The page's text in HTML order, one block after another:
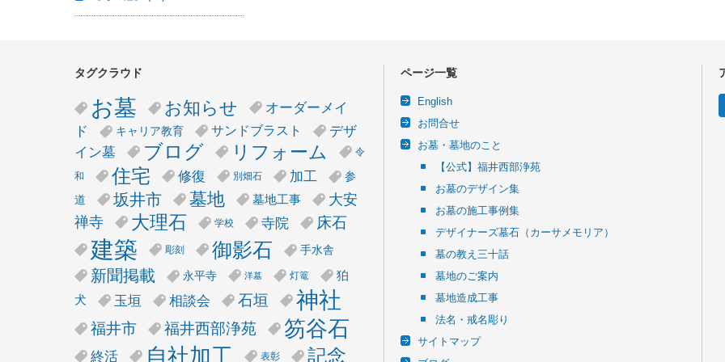
タグクラウド
お墓 お知らせ
オーダーメイ
ド
キャリア教育 サンドブラスト
デザ
イン墓
ブログ リフォーム 令
和 住宅 修復 別畑石 加工
参
道
坂井市 墓地 墓地工事
大安
禅寺
大理石 学校 寺院 床石
建築 彫刻 御影石 手水舎
新聞掲載 永平寺 洋墓 灯篭
狛
犬
玉垣 相談会 石垣 神社
福井市 福井西部浄苑 笏谷石
終活 自社加工 表彰 記念
ページ一覧
English
お問合せ
お墓・墓地のこと
【公式】福井西部浄苑
お墓のデザイン集
お墓の施工事例集
デザイナーズ墓石（カーサメモリア）
墓の教え三十話
墓地のご案内
墓地造成工事
法名・戒名彫り
サイトマップ